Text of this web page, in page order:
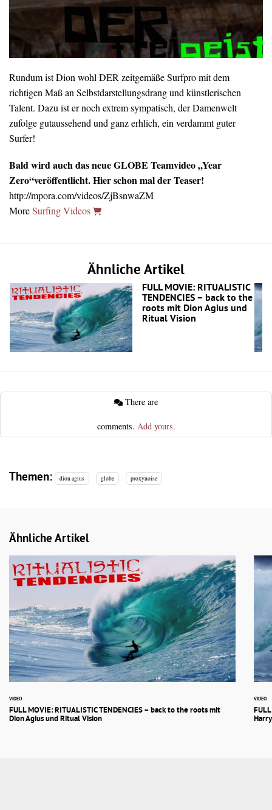
Rundum ist Dion wohl DER zeitgemäße Surfpro mit dem
richtigen Maß an Selbstdarstellungsdrang und künstlerischen
Talent. Dazu ist er noch extrem sympatisch, der Damenwelt
zufolge gutaussehend und ganz erhlich, ein verdammt guter
Surfer!
Bald wird auch das neue GLOBE Teamvideo „Year
Zero“veröffentlicht. Hier schon mal der Teaser!
http://mpora.com/videos/ZjBsnwaZM
MoreSurfing Videos
Ähnliche Artikel
FULL MOVIE: RITUALISTIC
TENDENCIES – back to the
roots mit Dion Agius und
Ritual Vision
comments. Add yours.
Themen: dion agius globe proxynoise
Ähnliche Artikel
VIDEO
FULL MOVIE: RITUALISTIC TENDENCIES – back to the roots mit
Dion Agius und Ritual Vision
VIDEO